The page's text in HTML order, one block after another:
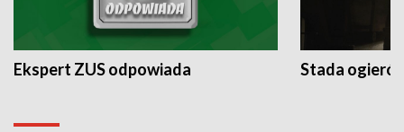
Ekspert ZUS odpowiada Stada